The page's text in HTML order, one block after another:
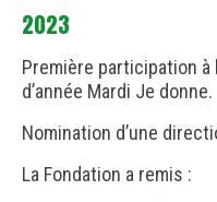
2023
Première participation à
d’année Mardi Je donne.
Nomination d’une
La Fondation a remis :